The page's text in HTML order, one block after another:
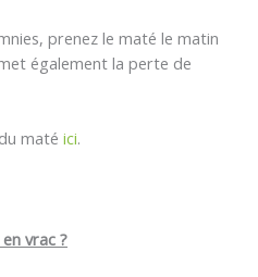
prenez le maté le matin
également la perte de
maté ici.
vrac ?